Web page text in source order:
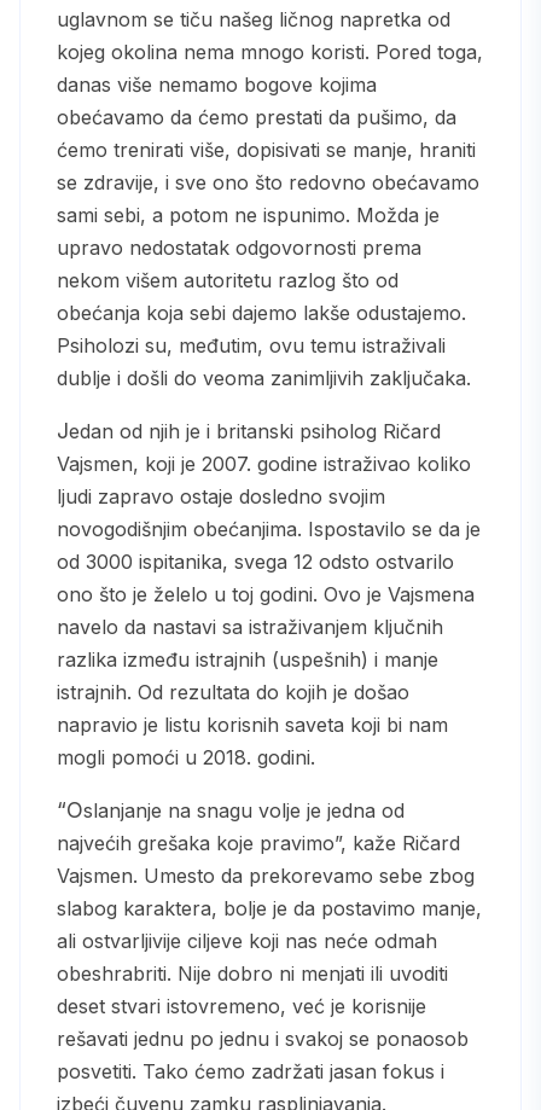
uglavnom se tiču našeg ličnog napretka od
kojeg okolina nema mnogo koristi. Pored toga,
danas više nemamo bogove kojima
obećavamo da ćemo prestati da pušimo, da
ćemo trenirati više, dopisivati se manje, hraniti
se zdravije, i sve ono što redovno obećavamo
sami sebi, a potom ne ispunimo. Možda je
upravo nedostatak odgovornosti prema
nekom višem autoritetu razlog što od
obećanja koja sebi dajemo lakše odustajemo.
Psiholozi su, međutim, ovu temu istraživali
dublje i došli do veoma zanimljivih zaključaka.
Jedan od njih je i britanski psiholog Ričard
Vajsmen, koji je 2007. godine istraživao koliko
ljudi zapravo ostaje dosledno svojim
novogodišnjim obećanjima. Ispostavilo se da je
od 3000 ispitanika, svega 12 odsto ostvarilo
ono što je želelo u toj godini. Ovo je Vajsmena
navelo da nastavi sa istraživanjem ključnih
razlika između istrajnih (uspešnih) i manje
istrajnih. Od rezultata do kojih je došao
napravio je listu korisnih saveta koji bi nam
mogli pomoći u 2018. godini.
“Oslanjanje na snagu volje je jedna od
najvećih grešaka koje pravimo”, kaže Ričard
Vajsmen. Umesto da prekorevamo sebe zbog
slabog karaktera, bolje je da postavimo manje,
ali ostvarljivije ciljeve koji nas neće odmah
obeshrabriti. Nije dobro ni menjati ili uvoditi
deset stvari istovremeno, već je korisnije
rešavati jednu po jednu i svakoj se ponaosob
posvetiti. Tako ćemo zadržati jasan fokus i
izbeći čuvenu zamku rasplinjavanja.